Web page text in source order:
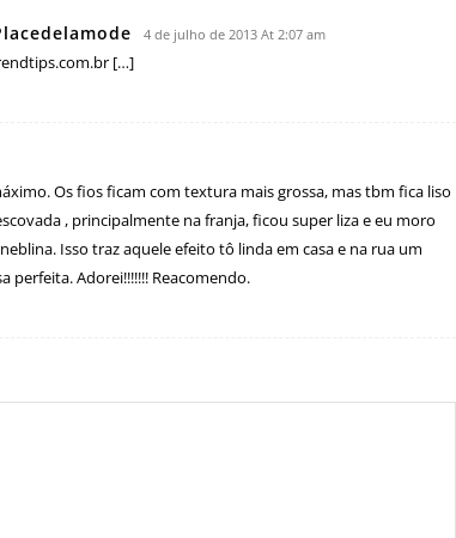
4 de julho de 2013 At 2:07 am
[…]
Os fios ficam com textura mais grossa, mas tbm fica liso
, principalmente na franja, ficou super liza e eu moro
Isso traz aquele efeito tô linda em casa e na rua um
perfeita. Adorei!!!!!!! Reacomendo.